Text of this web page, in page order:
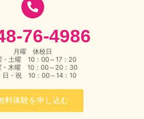
76-4986
月曜 休校日
・土曜 10：00～17：20
・木曜 10：00～20：30
日・祝 10：00～14：10
料体験を申し込む